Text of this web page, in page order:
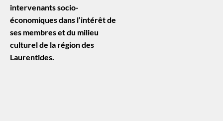
intervenants socio-
économiques dans l’intérêt de
ses membres et du milieu
culturel de la région des
Laurentides.